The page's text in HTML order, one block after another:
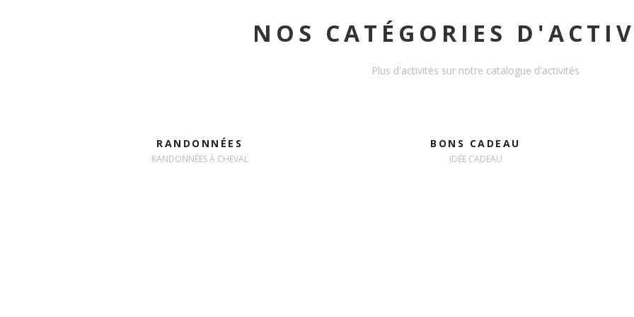
NOS CATÉGORIES
Plus d'activités sur notre catalogue d'activités
RANDONNÉES
RANDONNÉES À CHEVAL
BONS CADEAU
IDÉE CADEAU